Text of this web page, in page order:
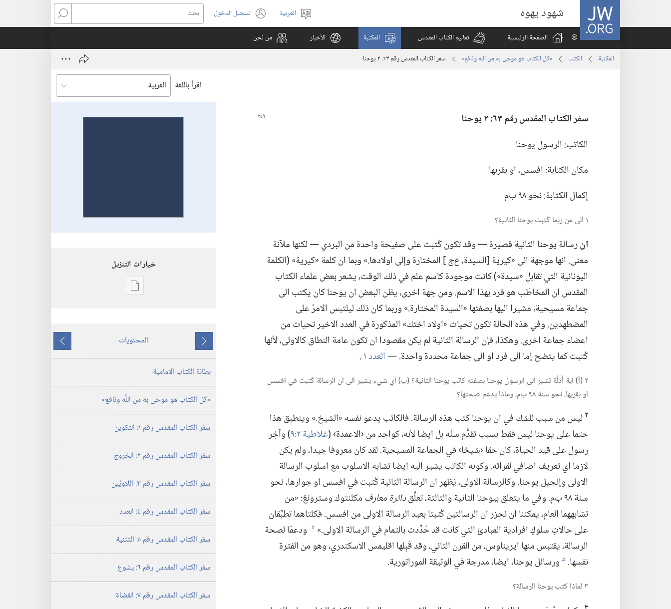
JW.ORG شهود يهوه
اختر
اللغة
العربية تسجيل الدخول
(يفتح
نافذة
بحث
الصفحة الرئيسية
تعاليم الكتاب المقدس المكتبة الأخبار من نحن
المكتبة الكتب «كل الكتاب هو موحى به من الله ونافع» سفر الكتاب المقدس رقم ٦٣:‏ ٢ يوحنا
اقرأ باللغة
سفر الكتاب المقدس رقم ٦٣:‏ ٢ يوحنا
الكاتب:‏ الرسول يوحنا
مكان الكتابة:‏ افسس،‏ او بقربها
إِكمال الكتابة:‏ نحو ٩٨ ب‌م
١ الى من ربما كُتبت يوحنا الثانية؟‏
انرسالة يوحنا الثانية قصيرة —‏ وقد تكون كُتبت على صفيحة واحدة من البردي —‏ لكنها ملآنة
معنى.‏ انها موجهة الى «كيرية [السيدة،‏ع‌ج] المختارة وإِلى اولادها.‏» وبما ان كلمة «كيرية» (‏الكلمة
اليونانية التي تقابل «سيدة»)‏ كانت موجودة كاسم علم في ذلك الوقت،‏ يشعر بعض علماء الكتاب
المقدس ان المخاطَب هو فرد بهذا الاسم.‏ ومن جهة اخرى،‏ يظن البعض ان يوحنا كان يكتب الى
جماعة مسيحية،‏ مشيرا اليها بصفتها «السيدة المختارة.‏» وربما كان ذلك ليلتبس الامرُ على
المضطهِدين.‏ وفي هذه الحالة تكون تحيات «اولاد اختك» المذكورة في العدد الاخير تحيات من
اعضاء جماعة اخرى.‏ وهكذا،‏ فإن الرسالة الثانية لم يكن مقصودا ان تكون عامة النطاق كالاولى،‏ لأنها
كُتبت كما يتضح إما الى فرد او الى جماعة محددة واحدة.‏ —‏العدد ١ ‏.‏
٢ (‏أ)‏ اية أَدلَّة تشير الى الرسول يوحنا بصفته كاتب يوحنا الثانية؟‏ (‏ب)‏ اي شيء يشير الى ان الرسالة كُتبت في افسس
او بقربها،‏ نحو سنة ٩٨ ب‌م،‏ وماذا يدعم صحتها؟‏
٢ ليس من سبب للشك في ان يوحنا كتب هذه الرسالة.‏ فالكاتب يدعو نفسه «الشيخ.‏» وينطبق هذا
حتما على يوحنا ليس فقط بسبب تقدُّم سنِّه بل ايضا لأنه،‏ كواحد من ‹الاعمدة› (‏غلاطية ٢:‏٩
‏)‏ وآخِر
رسول على قيد الحياة،‏ كان حقا ‹شيخا› في الجماعة المسيحية.‏ لقد كان معروفا جيدا،‏ ولم يكن
لازما اي تعريف اضافي لقرائه.‏ وكونه الكاتب يشير اليه ايضا تشابه الاسلوب مع اسلوب الرسالة
الاولى وإنجيل يوحنا.‏ وكالرسالة الاولى،‏ يَظهر ان الرسالة الثانية كُتبت في افسس او جوارها،‏ نحو
سنة ٩٨ ب‌م.‏ وفي ما يتعلق بيوحنا الثانية والثالثة،‏ تعلِّق
دائرة معارف مكلنتوك وسترونڠ:‏ «من
تشابههما العام،‏ يمكننا ان نحزر ان الرسالتين كُتبتا بعيد الرسالة الاولى من افسس.‏ فكلتاهما تطبِّقان
على حالاتِ سلوكٍ افرادية المبادئَ التي كانت قد حُدِّدت بالتمام في الرسالة الاولى.‏»‏ a ودعمًا لصحة
الرسالة،‏ يقتبس منها ايريناوس،‏ من القرن الثاني،‏ وقد قَبِلها اقليمس الاسكندري،‏ وهو من الفترة
نفسها.‏ b ورسائل يوحنا،‏ ايضا،‏ مدرجة في الوثيقة الموراتورية.‏
٣ لماذا كتب يوحنا الرسالة؟‏
خيارات التنزيل
خيارات
الكتاب
هو
به
من
الله
ونافع»
ما
يسبق
المحتويات
ما
يلي
بطانة الكتاب الامامية
‏«كل الكتاب هو موحى به من اللّٰه ونافع»‏
سفر الكتاب المقدس رقم ١:‏ التكوين
سفر الكتاب المقدس رقم ٢:‏ الخروج
سفر الكتاب المقدس رقم ٣:‏ اللاويِّين
سفر الكتاب المقدس رقم ٤:‏ العدد
سفر الكتاب المقدس رقم ٥:‏ التثنية
سفر الكتاب المقدس رقم ٦:‏ يشوع
سفر الكتاب المقدس رقم ٧:‏ القضاة